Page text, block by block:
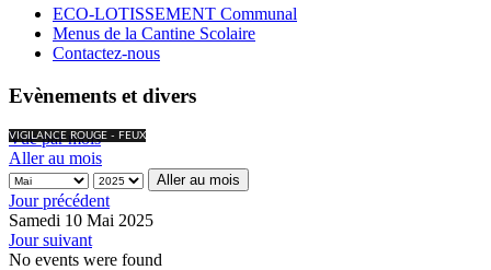
ECO-LOTISSEMENT Communal
Menus de la Cantine Scolaire
Contactez-nous
Evènements et divers
VIGILANCE ROUGE - FEUX
Vue par mois
Aller au mois
Aller au mois
Jour précédent
Samedi 10 Mai 2025
Jour suivant
No events were found